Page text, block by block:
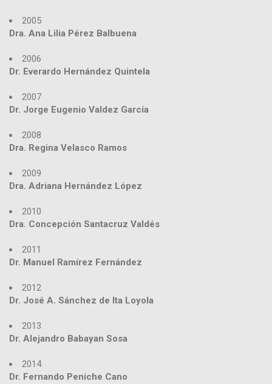
2005
Dra. Ana Lilia Pérez Balbuena
2006
Dr. Everardo Hernández Quintela
2007
Dr. Jorge Eugenio Valdez García
2008
Dra. Regina Velasco Ramos
2009
Dra. Adriana Hernández López
2010
Dra. Concepción Santacruz Valdés
2011
Dr. Manuel Ramírez Fernández
2012
Dr. José A. Sánchez de Ita Loyola
2013
Dr. Alejandro Babayan Sosa
2014
Dr. Fernando Peniche Cano